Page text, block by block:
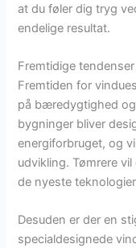
at du føler dig tryg
endelige resultat.
Fremtidige
Fremtiden for
på bæredygtighed
bygninger bliver
energiforbruget, og
udvikling. Tømrere
de nyeste
Desuden er der en
specialdesignede